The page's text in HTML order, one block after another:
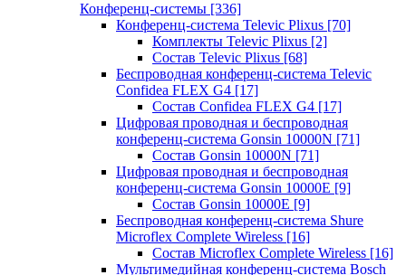
Конференц-системы [336]
Конференц-система Televic Plixus [70]
Комплекты Televic Plixus [2]
Состав Televic Plixus [68]
Беспроводная конференц-система Televic
Confidea FLEX G4 [17]
Состав Confidea FLEX G4 [17]
Цифровая проводная и беспроводная
конференц-система Gonsin 10000N [71]
Состав Gonsin 10000N [71]
Цифровая проводная и беспроводная
конференц-система Gonsin 10000E [9]
Состав Gonsin 10000E [9]
Беспроводная конференц-система Shure
Microflex Complete Wireless [16]
Состав Microflex Complete Wireless [16]
Мультимедийная конференц-система Bosch